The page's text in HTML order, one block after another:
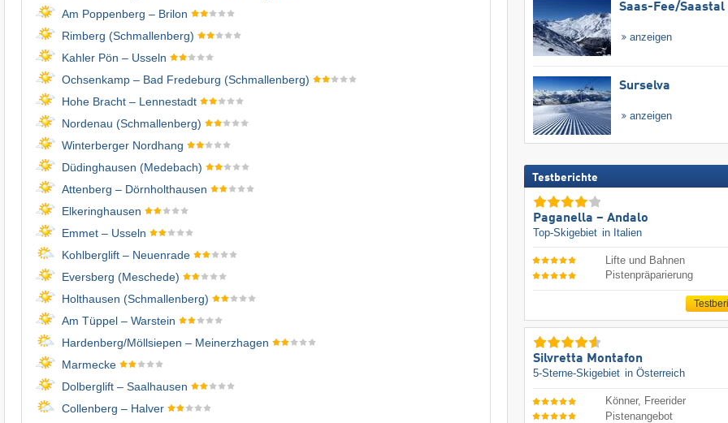
Am Poppenberg – Brilon
Rimberg (Schmallenberg)
Kahler Pön – Usseln
Ochsenkamp – Bad Fredeburg (Schmallenberg)
Hohe Bracht – Lennestadt
Nordenau (Schmallenberg)
Winterberger Nordhang
Düdinghausen (Medebach)
Attenberg – Dörnholthausen
Elkeringhausen
Emmet – Usseln
Kohlberglift – Neuenrade
Eversberg (Meschede)
Holthausen (Schmallenberg)
Am Tüppel – Warstein
Hardenberg/​Möllsiepen – Meinerzhagen
Marmecke
Dolberglift – Saalhausen
Collenberg – Halver
Saas-Fee/​Saastal
anzeigen
Surselva
anzeigen
Testberichte
Paganella – Andalo
Top-Skigebiet in Italien
Lifte und Bahnen
Pistenpräparierung
Silvretta Montafon
5-Sterne-Skigebiet in Österreich
Könner, Freerider
Pistenangebot